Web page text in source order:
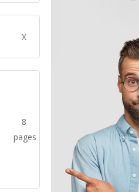
X
8
pages